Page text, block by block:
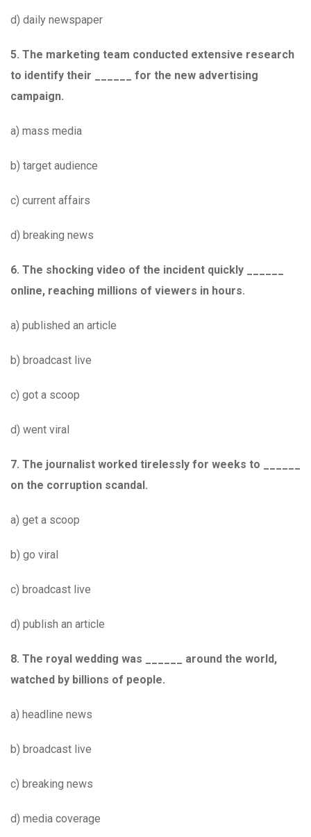
d) daily newspaper
5. The marketing team conducted extensive research
to identify their ______ for the new advertising
campaign.
a) mass media
b) target audience
c) current affairs
d) breaking news
6. The shocking video of the incident quickly ______
online, reaching millions of viewers in hours.
a) published an article
b) broadcast live
c) got a scoop
d) went viral
7. The journalist worked tirelessly for weeks to ______
on the corruption scandal.
a) get a scoop
b) go viral
c) broadcast live
d) publish an article
8. The royal wedding was ______ around the world,
watched by billions of people.
a) headline news
b) broadcast live
c) breaking news
d) media coverage